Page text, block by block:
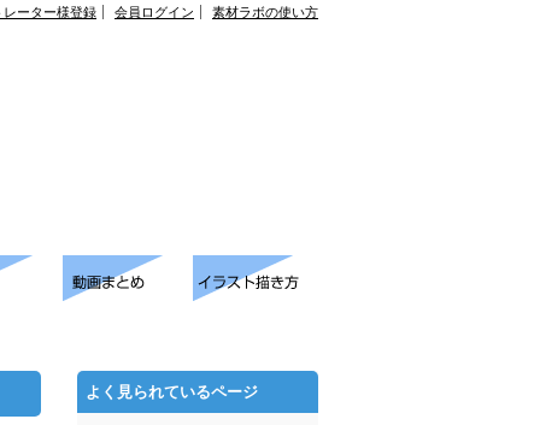
レーター様登録 会員ログイン 素材ラボの使い方
よく見られているページ